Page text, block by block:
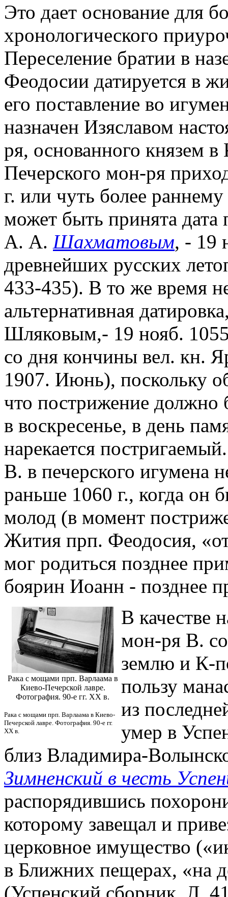
Это дает основание для
хронологического
Переселение братии в
Феодосии датируется в
его поставление во
назначен Изяславом
ря, основанного князем
Печерского мон-ря
г. или чуть более
может быть принята
А. А. Шахматовым, - 19
древнейших русских
433-435). В то же время
альтернативная
Шляковым,- 19 нояб. 1055
со дня кончины вел.
1907. Июнь), поскольку
что пострижение должно
в воскресенье, в день
нарекается
В. в печерского игумена
раньше 1060 г., когда он
молод (в момент
Жития прп. Феодосия,
мог родиться позднее
боярин Иоанн - позднее
Рака с мощами прп. Варлаама в
Киево-Печерской лавре.
Фотография. 90-е гг. XX в.
Рака с мощами прп. Варлаама в Киево-
Печерской лавре. Фотография. 90-е гг.
XX в.
В качестве
мон-ря В.
землю и К-
пользу
из
умер в
близ Владимира-
Зимненский в честь
распорядившись
которому завещал и
церковное имущество
в Ближних пещерах, «на
(Успенский сборник. Л.